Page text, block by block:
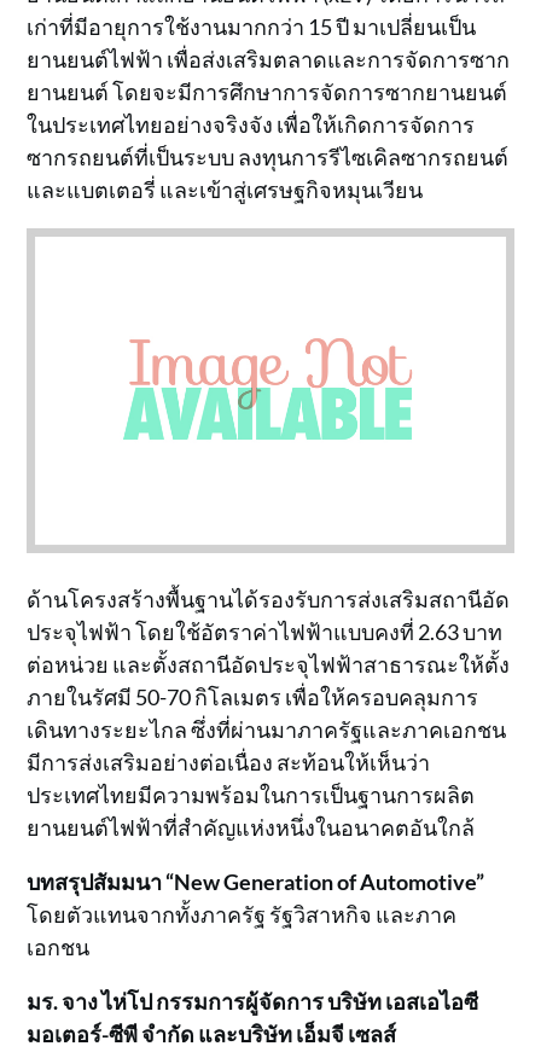
เก่าที่มีอายุการใช้งานมากกว่า 15 ปี มาเปลี่ยนเป็น
ยานยนต์ไฟฟ้า เพื่อส่งเสริมตลาดและการจัดการซาก
ยานยนต์ โดยจะมีการศึกษาการจัดการซากยานยนต์
ในประเทศไทยอย่างจริงจัง เพื่อให้เกิดการจัดการ
ซากรถยนต์ที่เป็นระบบ ลงทุนการรีไซเคิลซากรถยนต์
และแบตเตอรี่ และเข้าสู่เศรษฐกิจหมุนเวียน
ด้านโครงสร้างพื้นฐานได้รองรับการส่งเสริมสถานีอัด
ประจุไฟฟ้า โดยใช้อัตราค่าไฟฟ้าแบบคงที่ 2.63 บาท
ต่อหน่วย และตั้งสถานีอัดประจุไฟฟ้าสาธารณะให้ตั้ง
ภายในรัศมี 50-70 กิโลเมตร เพื่อให้ครอบคลุมการ
เดินทางระยะไกล ซึ่งที่ผ่านมาภาครัฐและภาคเอกชน
มีการส่งเสริมอย่างต่อเนื่อง สะท้อนให้เห็นว่า
ประเทศไทยมีความพร้อมในการเป็นฐานการผลิต
ยานยนต์ไฟฟ้าที่สำคัญแห่งหนึ่งในอนาคตอันใกล้
บทสรุปสัมมนา“New Generation of Automotive”
โดยตัวแทนจากทั้งภาครัฐ รัฐวิสาหกิจ และภาค
เอกชน
มร. จาง ไห่โป กรรมการผู้จัดการ บริษัท เอสเอไอซี
มอเตอร์-ซีพี จำกัด และบริษัท เอ็มจี เซลส์